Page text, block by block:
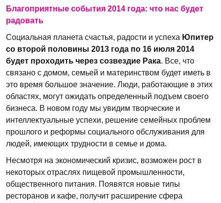
Благоприятные события 2014 года: что нас будет
радовать
Социальная планета счастья, радости и успеха Юпитер
со второй половины 2013 года по 16 июля 2014
будет проходить через созвездие Рака. Все, что
связано с домом, семьей и материнством будет иметь в
это время большое значение. Люди, работающие в этих
областях, могут ожидать определенный подъем своего
бизнеса. В новом году мы увидим творческие и
интеллектуальные успехи, решение семейных проблем
прошлого и реформы социального обслуживания для
людей, имеющих трудности в семье и дома.
Несмотря на экономический кризис, возможен рост в
некоторых отраслях пищевой промышленности,
общественного питания. Появятся новые типы
ресторанов и кафе, получит расширение сфера